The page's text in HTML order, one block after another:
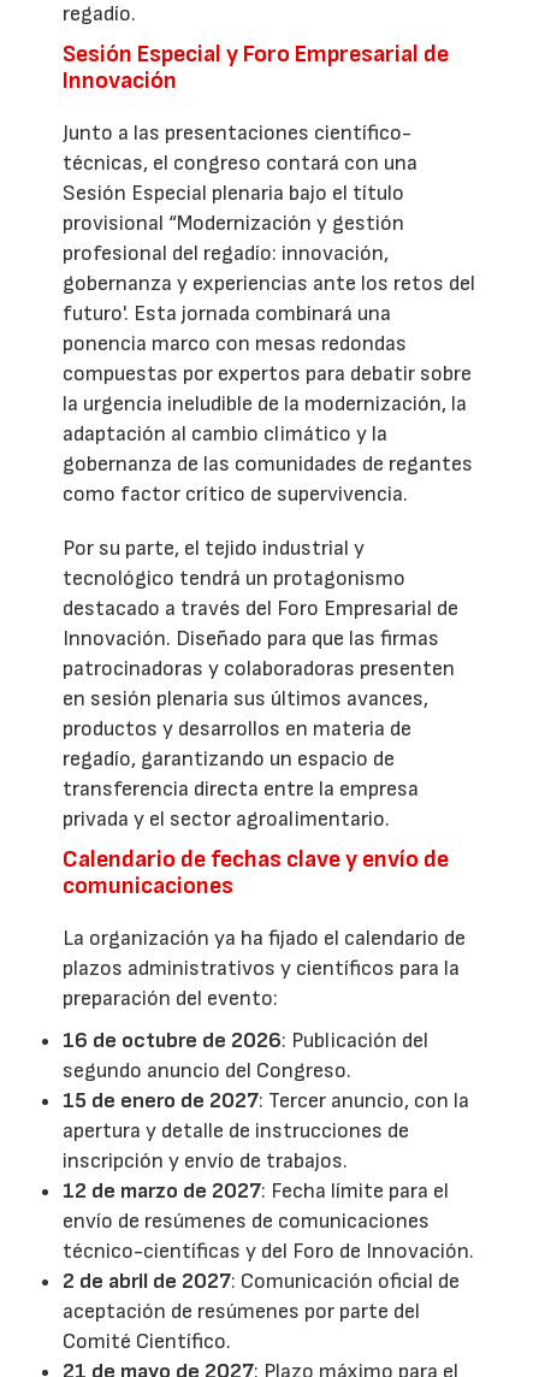
regadío.
Sesión Especial y Foro Empresarial de
Innovación
Junto a las presentaciones científico-
técnicas, el congreso contará con una
Sesión Especial plenaria bajo el título
provisional “Modernización y gestión
profesional del regadío: innovación,
gobernanza y experiencias ante los retos del
futuro'. Esta jornada combinará una
ponencia marco con mesas redondas
compuestas por expertos para debatir sobre
la urgencia ineludible de la modernización, la
adaptación al cambio climático y la
gobernanza de las comunidades de regantes
como factor crítico de supervivencia.
Por su parte, el tejido industrial y
tecnológico tendrá un protagonismo
destacado a través del Foro Empresarial de
Innovación. Diseñado para que las firmas
patrocinadoras y colaboradoras presenten
en sesión plenaria sus últimos avances,
productos y desarrollos en materia de
regadío, garantizando un espacio de
transferencia directa entre la empresa
privada y el sector agroalimentario.
Calendario de fechas clave y envío de
comunicaciones
La organización ya ha fijado el calendario de
plazos administrativos y científicos para la
preparación del evento:
16 de octubre de 2026: Publicación del
segundo anuncio del Congreso.
15 de enero de 2027: Tercer anuncio, con la
apertura y detalle de instrucciones de
inscripción y envío de trabajos.
12 de marzo de 2027: Fecha límite para el
envío de resúmenes de comunicaciones
técnico-científicas y del Foro de Innovación.
2 de abril de 2027: Comunicación oficial de
aceptación de resúmenes por parte del
Comité Científico.
21 de mayo de 2027: Plazo máximo para el